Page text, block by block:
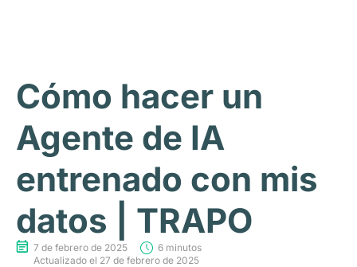
Cómo hacer un
Agente de IA
entrenado con mis
datos | TRAPO
7 de febrero de 2025
6 minutos
Actualizado el 27 de febrero de 2025